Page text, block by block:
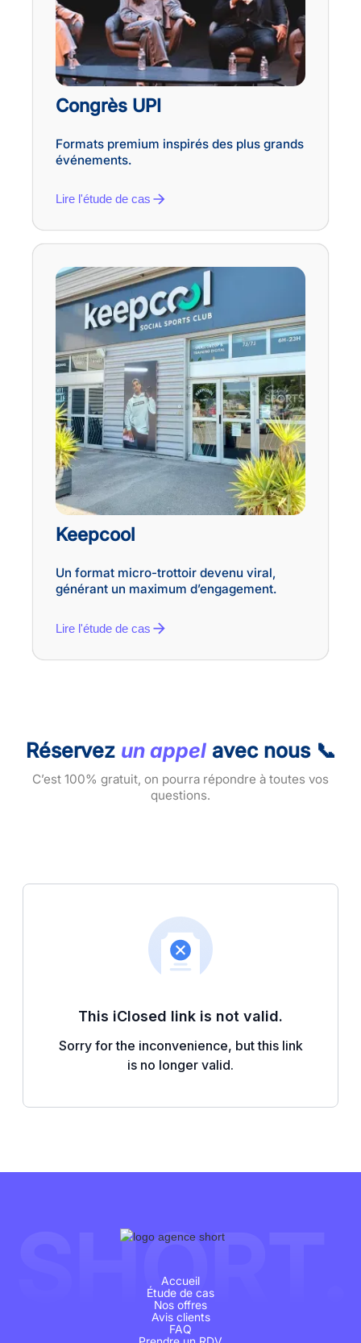
Congrès UPI
Formats premium inspirés des plus grands
événements.
Lire l'étude de cas
Keepcool
Un format micro-trottoir devenu viral,
générant un maximum d’engagement.
Lire l'étude de cas
Réservez un appelavec nous 📞
C’est 100% gratuit, on pourra répondre à toutes vos
questions.
SHORT.
Accueil
Étude de cas
Nos offres
Avis clients
FAQ